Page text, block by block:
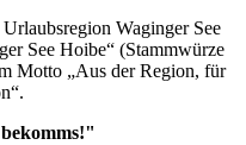
Waginger See
See Hoibe“ (Stammwürze
Motto „Aus der Region, für